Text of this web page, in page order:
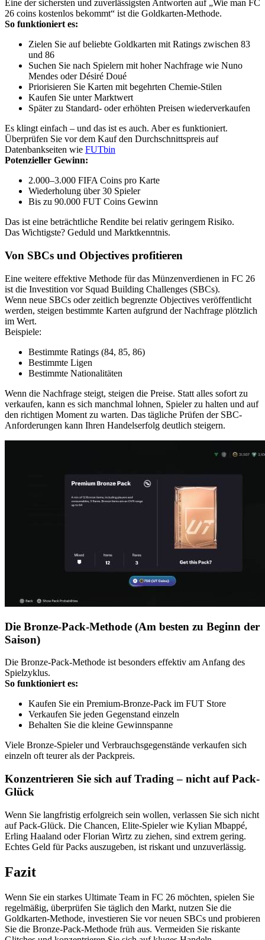
Eine der sichersten und zuverlässigsten Antworten auf „Wie man FC
26 coins kostenlos bekommt“ ist die Goldkarten-Methode.
So funktioniert es:
Zielen Sie auf beliebte Goldkarten mit Ratings zwischen 83
und 86
Suchen Sie nach Spielern mit hoher Nachfrage wie Nuno
Mendes oder Désiré Doué
Priorisieren Sie Karten mit begehrten Chemie-Stilen
Kaufen Sie unter Marktwert
Später zu Standard- oder erhöhten Preisen wiederverkaufen
Es klingt einfach – und das ist es auch. Aber es funktioniert.
Überprüfen Sie vor dem Kauf den Durchschnittspreis auf
Datenbankseiten wie FUTbin
Potenzieller Gewinn:
2.000–3.000 FIFA Coins pro Karte
Wiederholung über 30 Spieler
Bis zu 90.000 FUT Coins Gewinn
Das ist eine beträchtliche Rendite bei relativ geringem Risiko.
Das Wichtigste? Geduld und Marktkenntnis.
Von SBCs und Objectives profitieren
Eine weitere effektive Methode für das Münzenverdienen in FC 26
ist die Investition vor Squad Building Challenges (SBCs).
Wenn neue SBCs oder zeitlich begrenzte Objectives veröffentlicht
werden, steigen bestimmte Karten aufgrund der Nachfrage plötzlich
im Wert.
Beispiele:
Bestimmte Ratings (84, 85, 86)
Bestimmte Ligen
Bestimmte Nationalitäten
Wenn die Nachfrage steigt, steigen die Preise. Statt alles sofort zu
verkaufen, kann es sich manchmal lohnen, Spieler zu halten und auf
den richtigen Moment zu warten. Das tägliche Prüfen der SBC-
Anforderungen kann Ihren Handelserfolg deutlich steigern.
Die Bronze-Pack-Methode (Am besten zu Beginn der
Saison)
Die Bronze-Pack-Methode ist besonders effektiv am Anfang des
Spielzyklus.
So funktioniert es:
Kaufen Sie ein Premium-Bronze-Pack im FUT Store
Verkaufen Sie jeden Gegenstand einzeln
Behalten Sie die kleine Gewinnspanne
Viele Bronze-Spieler und Verbrauchsgegenstände verkaufen sich
einzeln oft teurer als der Packpreis.
Konzentrieren Sie sich auf Trading – nicht auf Pack-
Glück
Wenn Sie langfristig erfolgreich sein wollen, verlassen Sie sich nicht
auf Pack-Glück. Die Chancen, Elite-Spieler wie Kylian Mbappé,
Erling Haaland oder Florian Wirtz zu ziehen, sind extrem gering.
Echtes Geld für Packs auszugeben, ist riskant und unzuverlässig.
Fazit
Wenn Sie ein starkes Ultimate Team in FC 26 möchten, spielen Sie
regelmäßig, überprüfen Sie täglich den Markt, nutzen Sie die
Goldkarten-Methode, investieren Sie vor neuen SBCs und probieren
Sie die Bronze-Pack-Methode früh aus. Vermeiden Sie riskante